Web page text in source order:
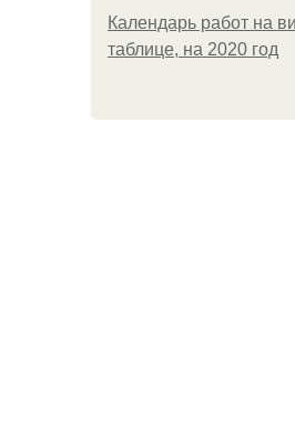
Календарь работ на
таблице, на 2020 год